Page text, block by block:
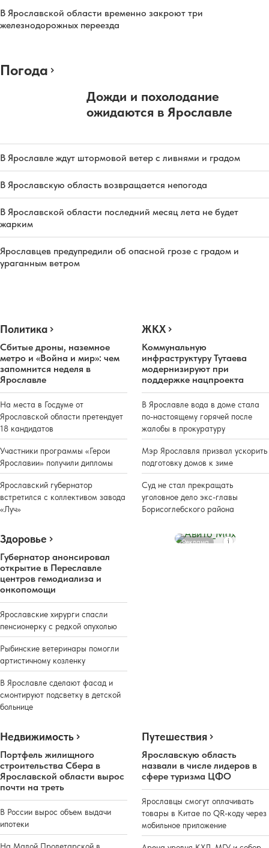
В Ярославской области временно закроют три
железнодорожных переезда
Погода
Дожди и похолодание
ожидаются в Ярославле
В Ярославле ждут штормовой ветер с ливнями и градом
В Ярославскую область возвращается непогода
В Ярославской области последний месяц лета не будет
жарким
Ярославцев предупредили об опасной грозе с градом и
ураганным ветром
Политика
Сбитые дроны, наземное
метро и «Война и мир»: чем
запомнится неделя в
Ярославле
На места в Госдуме от
Ярославской области претендует
18 кандидатов
Участники программы «Герои
Ярославии» получили дипломы
Ярославский губернатор
встретился с коллективом завода
«Луч»
ЖКХ
Коммунальную
инфраструктуру Тутаева
модернизируют при
поддержке нацпроекта
В Ярославле вода в доме стала
по-настоящему горячей после
жалобы в прокуратуру
Мэр Ярославля призвал ускорить
подготовку домов к зиме
Суд не стал прекращать
уголовное дело экс-главы
Борисоглебского района
Здоровье
Губернатор анонсировал
открытие в Переславле
центров гемодиализа и
онкопомощи
Ярославские хирурги спасли
пенсионерку с редкой опухолью
Рыбинские ветеринары помогли
артистичному козленку
В Ярославле сделают фасад и
смонтируют подсветку в детской
больнице
Реклама
Недвижимость
Портфель жилищного
строительства Сбера в
Ярославской области вырос
почти на треть
В России вырос объем выдачи
ипотеки
Путешествия
Ярославскую область
назвали в числе лидеров в
сфере туризма ЦФО
Ярославцы смогут оплачивать
товары в Китае по QR-коду через
мобильное приложение